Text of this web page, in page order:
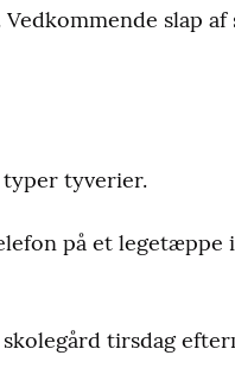
slap
typer tyverier.
på et
tirsdag